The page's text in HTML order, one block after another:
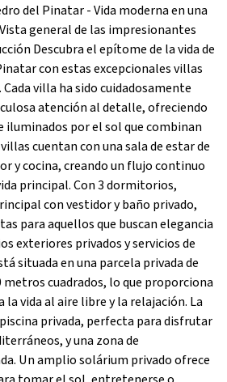
del Pinatar - Vida moderna en una
general de las impresionantes
Descubra el epítome de la vida de
con estas excepcionales villas
villa ha sido cuidadosamente
atención al detalle, ofreciendo
iluminados por el sol que combinan
cuentan con una sala de estar de
y cocina, creando un flujo continuo
principal. Con 3 dormitorios,
con vestidor y baño privado,
para aquellos que buscan elegancia
exteriores privados y servicios de
situada en una parcela privada de
cuadrados, lo que proporciona
la vida al aire libre y la relajación. La
privada, perfecta para disfrutar
y una zona de
Un amplio solárium privado ofrece